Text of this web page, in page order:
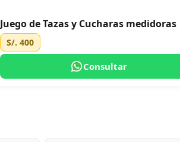
Juego de Tazas y Cucharas medidoras
S/. 400
Consultar